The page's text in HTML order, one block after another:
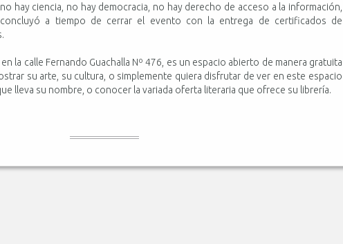
hay ciencia, no hay democracia, no hay derecho de acceso a la información,
a tiempo de cerrar el evento con la entrega de certificados de
la calle Fernando Guachalla Nº 476, es un espacio abierto de manera gratuita
su arte, su cultura, o simplemente quiera disfrutar de ver en este espacio
lleva su nombre, o conocer la variada oferta literaria que ofrece su librería.